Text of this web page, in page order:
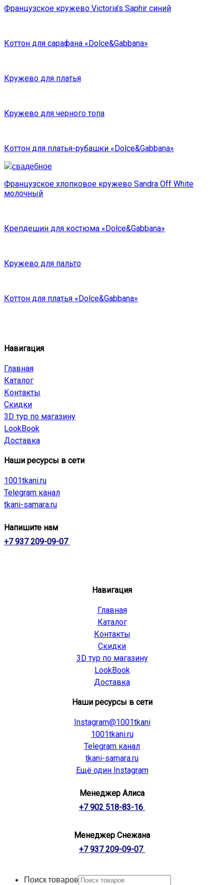
Французское кружево Victoria’s Saphir синий
Коттон для сарафана «Dolce&Gabbana»
Кружево для платья
Кружево для черного топа
Коттон для платья-рубашки «Dolce&Gabbana»
Французское хлопковое кружево Sandra Off White
молочный
Крепдешин для костюма «Dolce&Gabbana»
Кружево для пальто
Коттон для платья «Dolce&Gabbana»
Навигация
Главная
Каталог
Контакты
Скидки
3D тур по магазину
LookBook
Доставка
Наши ресурсы в сети
1001tkani.ru
Telegram канал
tkani-samara.ru
Напишите нам
+7 937 209-09-07
Навигация
Главная
Каталог
Контакты
Скидки
3D тур по магазину
LookBook
Доставка
Наши ресурсы в сети
Instagram@1001tkani
1001tkani.ru
Telegram канал
tkani-samara.ru
Ещё один Instagram
Менеджер Алиса
+7 902 518-83-16
Менеджер Снежана
+7 937 209-09-07
Поиск товаров